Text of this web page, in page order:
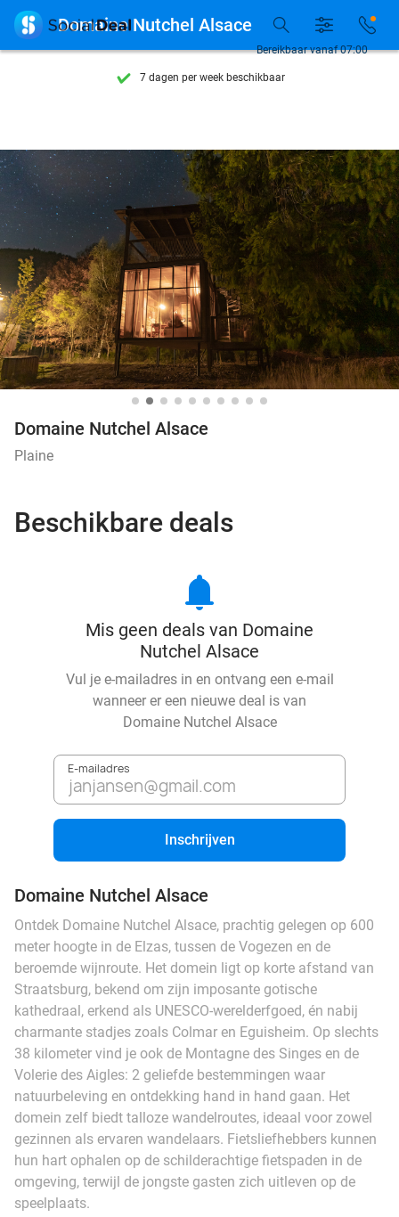
7 dagen per week beschikbaar
10+ miljoen leden
7 dagen per week beschikbaar
10+ miljoen leden
Bereikbaar vanaf 07:00
 Domaine Nutchel Alsace
Domaine Nutchel Alsace
Plaine
Beschikbare deals
notifications
Mis geen deals van Domaine
Nutchel Alsace
Vul je e-mailadres in en ontvang een e-mail
wanneer er een nieuwe deal is van
Domaine Nutchel Alsace
E-mailadres
Inschrijven
Domaine Nutchel Alsace
Ontdek Domaine Nutchel Alsace, prachtig gelegen op 600
meter hoogte in de Elzas, tussen de Vogezen en de
beroemde wijnroute. Het domein ligt op korte afstand van
Straatsburg, bekend om zijn imposante gotische
kathedraal, erkend als UNESCO-werelderfgoed, én nabij
charmante stadjes zoals Colmar en Eguisheim. Op slechts
38 kilometer vind je ook de Montagne des Singes en de
Volerie des Aigles: 2 geliefde bestemmingen waar
natuurbeleving en ontdekking hand in hand gaan. Het
domein zelf biedt talloze wandelroutes, ideaal voor zowel
gezinnen als ervaren wandelaars. Fietsliefhebbers kunnen
hun hart ophalen op de schilderachtige fietspaden in de
omgeving, terwijl de jongste gasten zich uitleven op de
speelplaats.